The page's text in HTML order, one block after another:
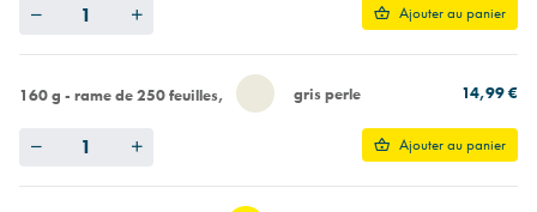
Ajouter au panier
160 g - rame de 250 feuilles gris perle 14,99 €
Ajouter au panier